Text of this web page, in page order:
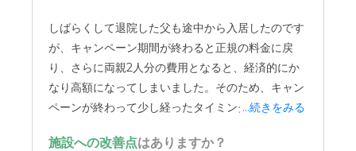
ておけます。今の所、本人は身体的な問題がなくてよかっ
た。
近隣環境や交通アクセスについて
クルマで３０分程度のところで、クルマでなくても、電車
しばらくして退院した父も途中から入居したのです
が、キャンペーン期間が終わると正規の料金に戻
り、さらに両親2人分の費用となると、経済的にか
なり高額になってしまいました。そのため、キャン
ペーンが終わって少し経ったタイミングで、もう少
...続きをみる
施設への改善点はありますか？